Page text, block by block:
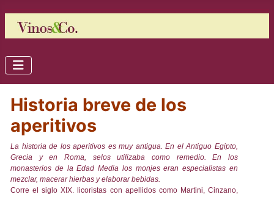
Historia breve de los
aperitivos
La historia de los aperitivos es muy antigua. En el Antiguo Egipto,
Grecia y en Roma, selos utilizaba como remedio. En los
monasterios de la Edad Media los monjes eran especialistas en
mezclar, macerar hierbas y elaborar bebidas.
Corre el siglo XIX. licoristas con apellidos como Martini, Cinzano,